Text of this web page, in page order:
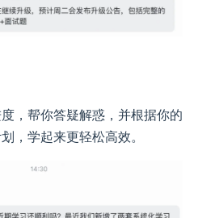
，帮你答疑解惑，并根据你的
，学起来更轻松高效。